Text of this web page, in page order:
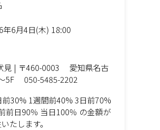
年6月4日(木) 18:00
見 | 〒460-0003 愛知県名古
5F 050-5485-2202
前30% 1週間前40% 3日前70%
前日90％ 当日100％ の金額が
たします。